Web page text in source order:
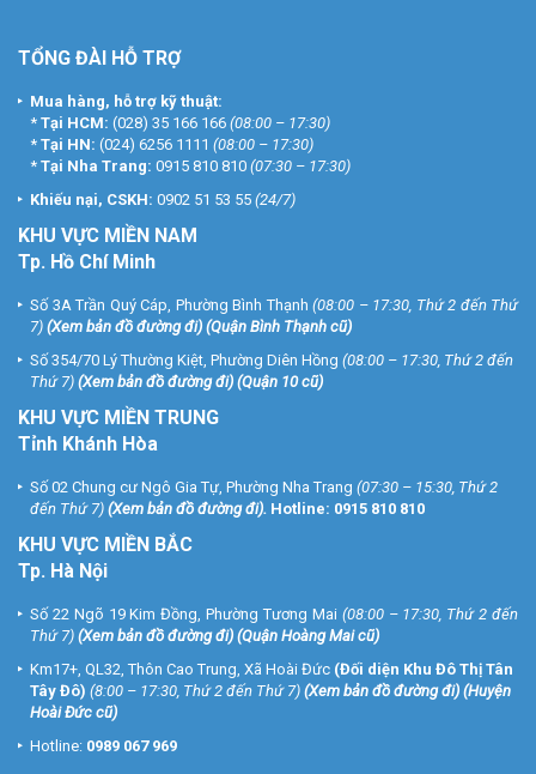
TỔNG ĐÀI HỖ TRỢ
Mua hàng, hỗ trợ kỹ thuật:
* Tại HCM: (028) 35 166 166 (08:00 – 17:30)
* Tại HN: (024) 6256 1111 (08:00 – 17:30)
* Tại Nha Trang: 0915 810 810 (07:30 – 17:30)
Khiếu nại, CSKH: 0902 51 53 55 (24/7)
KHU VỰC MIỀN NAM
Tp. Hồ Chí Minh
Số 3A Trần Quý Cáp, Phường Bình Thạnh (08:00 – 17:30, Thứ 2 đến Thứ
7) (Xem bản đồ đường đi) (Quận Bình Thạnh cũ)
Số 354/70 Lý Thường Kiệt, Phường Diên Hồng (08:00 – 17:30, Thứ 2 đến
Thứ 7) (Xem bản đồ đường đi) (Quận 10 cũ)
KHU VỰC MIỀN TRUNG
Tỉnh Khánh Hòa
Số 02 Chung cư Ngô Gia Tự, Phường Nha Trang (07:30 – 15:30, Thứ 2
đến Thứ 7) (Xem bản đồ đường đi). Hotline: 0915 810 810
KHU VỰC MIỀN BẮC
Tp. Hà Nội
Số 22 Ngõ 19 Kim Đồng, Phường Tương Mai (08:00 – 17:30, Thứ 2 đến
Thứ 7) (Xem bản đồ đường đi) (Quận Hoàng Mai cũ)
Km17+, QL32, Thôn Cao Trung, Xã Hoài Đức (Đối diện Khu Đô Thị Tân
Tây Đô) (8:00 – 17:30, Thứ 2 đến Thứ 7) (Xem bản đồ đường đi) (Huyện
Hoài Đức cũ)
Hotline: 0989 067 969